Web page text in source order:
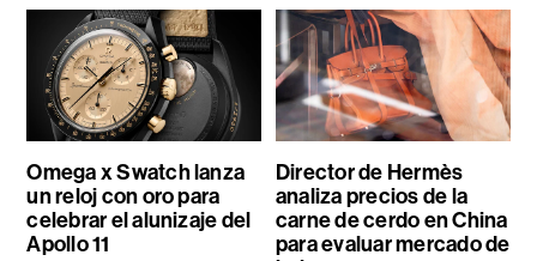
Omega x Swatch lanza
un reloj con oro para
celebrar el alunizaje del
Apollo 11
Director de Hermès
analiza precios de la
carne de cerdo en China
para evaluar mercado de